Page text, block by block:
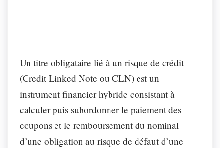
Un titre obligataire lié à un risque de crédit
(Credit Linked Note ou CLN) est un
instrument financier hybride consistant à
calculer puis subordonner le paiement des
coupons et le remboursement du nominal
d’une obligation au risque de défaut d’une